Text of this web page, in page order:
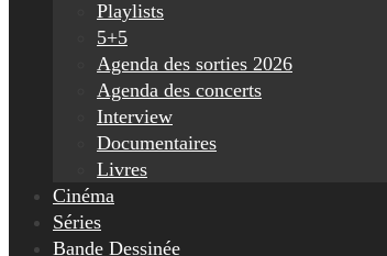
Playlists
5+5
Agenda des sorties 2026
Agenda des concerts
Interview
Documentaires
Livres
Cinéma
Séries
Bande Dessinée